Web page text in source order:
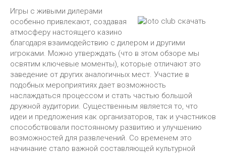
Игры с живыми дилерами
особенно привлекают, создавая
атмосферу настоящего казино
благодаря взаимодействию с дилером и другими
игроками. Можно утверждать (что в этом обзоре мы
освятим ключевые моменты), которые отличают это
заведение от других аналогичных мест. Участие в
подобных мероприятиях дает возможность
наслаждаться процессом и стать частью большой
дружной аудитории. Существенным является то, что
идеи и предложения как организаторов, так и участников
способствовали постоянному развитию и улучшению
возможностей для развлечений. Со временем это
начинание стало важной составляющей культурной